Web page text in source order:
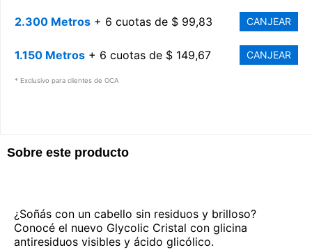
Sobre este producto
¿Soñás con un cabello sin residuos y brilloso?
Conocé el nuevo Glycolic Cristal con glicina
antiresiduos visibles y ácido glicólico.
2.300 Metros + 6 cuotas de $ 99,83 CANJEAR
1.150 Metros + 6 cuotas de $ 149,67 CANJEAR
* Exclusivo para clientes de OCA